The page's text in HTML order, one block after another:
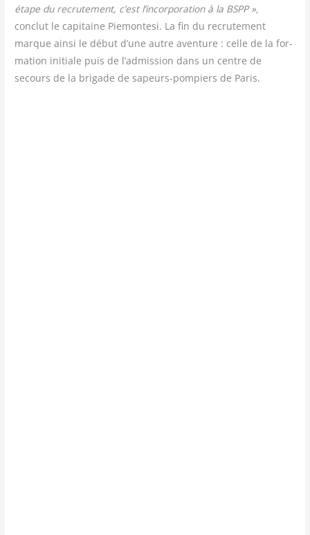
étape du recru­te­ment, c’est l’incorporation à la BSPP »,
conclut le capi­taine Pie­mon­te­si. La fin du recru­te­ment
marque ain­si le début d’une autre aven­ture : celle de la for­
ma­tion ini­tiale puis de l’admission dans un centre de
secours de la bri­gade de sapeurs-pom­piers de Paris.